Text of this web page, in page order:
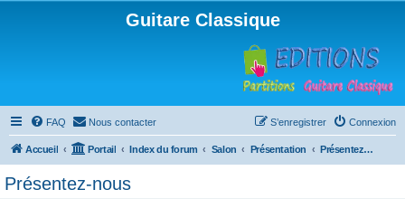
Guitare Classique
FAQ Nous contacter Connexion
S’enregistrer
Accueil Portail Index du forum Salon Présentation Présentez-nous
Présentez-nous